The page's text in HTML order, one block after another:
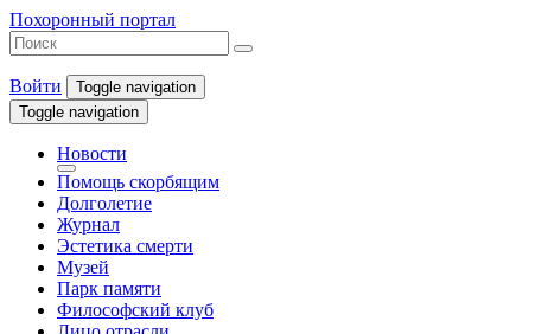
Похоронный портал
Войти
Toggle navigation
Toggle navigation
Новости
Помощь скорбящим
Долголетие
Журнал
Эстетика смерти
Музей
Парк памяти
Философский клуб